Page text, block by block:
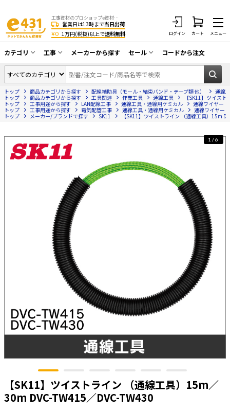
工事資材のプロショップe資材 CATV・アンテナ・防犯・光・LAN・電気・空調工事など
営業日は13時まで当日出荷
¥0 1万円(税抜)以上で送料無料 ログイン カート メニュー
カテゴリ
同軸ケーブル／テレビ用接栓／関連工具
アンテナ・取付金具・ブースター／CATV
部材類
配線補助具（モール・結束バンド・テー
プ類 他）
HDMIケーブル・周辺機器／RCAケーブル
電話線／コネクタ／アダプタ
光ファイバー・融着接続機関連
LANケーブル・コネクタ・関連資材/機器
ネットワーク機器
エアコン・換気扇・空調資材
太陽光発電ケーブル・コネクタ・関連資
電源ケーブル／コネクタ／分電盤／ブレ
照明・照明器具
電源タップ・延長コード
スイッチ・コンセント（配線器具）
ボックス・ビニル電線管付属品・引き込
みカバー
工具関連
工事
CATV・アンテナ工事
光工事・FTTH工事
エアコン・換気扇工事
LAN配線工事
電気配管工事
EV充電設備工事
照明設置工事
太陽光発電工事
ホテル・病院向け
メーカーから探す セール
在庫一掃セール
コードから注文
トップ 商品カテゴリから探す 配線補助具（モール・結束バンド・テープ類 他）
通線
トップ
商品カテゴリから探す 工具関連 作業工具 通線工具
【SK11】ツイス
トップ
工事用途から探す LAN配線工事 通線工具・通線用ケミカル
通線ワイヤー
トップ
工事用途から探す 電気配管工事 通線工具・通線用ケミカル
通線ワイヤー
トップ
メーカー/ブランドで探す SK11 【SK11】ツイストライン （通線工具）15m
【SK11】ツイストライン （通線工具）15m／
30m DVC-TW415／DVC-TW430
1/6